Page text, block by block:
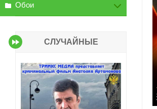
Обои
СЛУЧАЙНЫЕ